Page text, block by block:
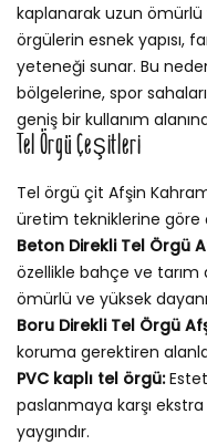
kaplanarak uzun ömürlü
örgülerin esnek yapısı,
yeteneği sunar. Bu
bölgelerine, spor
geniş bir kullanım
Tel Örgü Çeşitleri
Tel örgü çit Afşin
üretim tekniklerine
Beton Direkli Tel Örgü
özellikle bahçe ve tarım
ömürlü ve yüksek
Boru Direkli Tel Örgü
koruma gerektiren
PVC kaplı tel örgü:
paslanmaya karşı
yaygındır.